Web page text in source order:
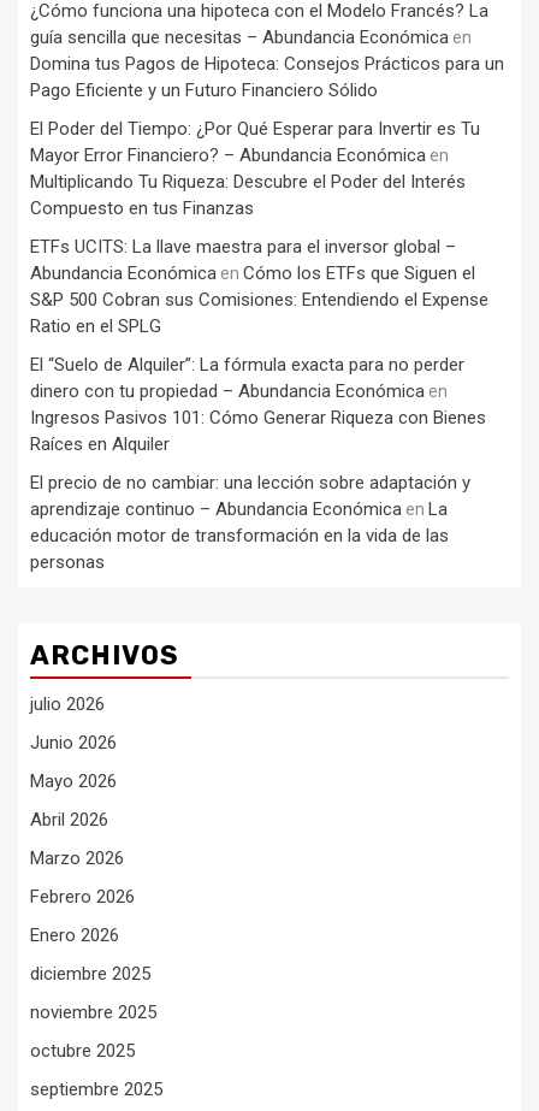
¿Cómo funciona una hipoteca con el Modelo Francés? La
guía sencilla que necesitas – Abundancia Económica en
Domina tus Pagos de Hipoteca: Consejos Prácticos para un
Pago Eficiente y un Futuro Financiero Sólido
El Poder del Tiempo: ¿Por Qué Esperar para Invertir es Tu
Mayor Error Financiero? – Abundancia Económica en
Multiplicando Tu Riqueza: Descubre el Poder del Interés
Compuesto en tus Finanzas
ETFs UCITS: La llave maestra para el inversor global –
Abundancia Económica en Cómo los ETFs que Siguen el
S&P 500 Cobran sus Comisiones: Entendiendo el Expense
Ratio en el SPLG
El “Suelo de Alquiler”: La fórmula exacta para no perder
dinero con tu propiedad – Abundancia Económica en
Ingresos Pasivos 101: Cómo Generar Riqueza con Bienes
Raíces en Alquiler
El precio de no cambiar: una lección sobre adaptación y
aprendizaje continuo – Abundancia Económica en La
educación motor de transformación en la vida de las
personas
ARCHIVOS
julio 2026
Junio 2026
Mayo 2026
Abril 2026
Marzo 2026
Febrero 2026
Enero 2026
diciembre 2025
noviembre 2025
octubre 2025
septiembre 2025